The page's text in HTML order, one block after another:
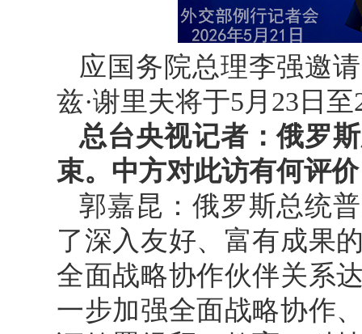
应国务院总理李强邀
兹·谢里夫将于5月23日
总台央视记者：俄罗
束。中方对此访有何评
郭嘉昆：俄罗斯总统
了深入友好、富有成果
全面战略协作伙伴关系
一步加强全面战略协作